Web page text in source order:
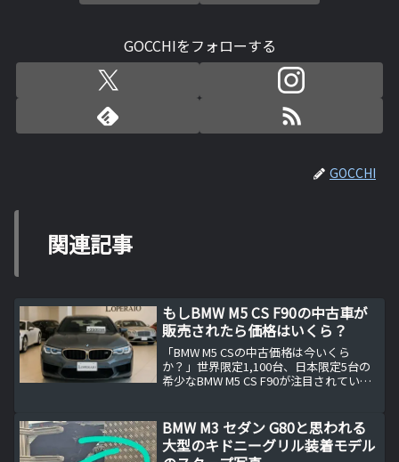
GOCCHIをフォローする
GOCCHI
関連記事
もしBMW M5 CS F90の中古車が
販売されたら価格はいくら？
「BMW M5 CSの中古価格は今いくら
か？」世界限定1,100台、日本限定5台の
希少なBMW M5 CS F90が注目されていま
例も。中古市場の流通状況や今後の価
値、投資性について詳しく解説します。
BMW M3 セダン G80と思われる
大型のキドニーグリル装着モデル